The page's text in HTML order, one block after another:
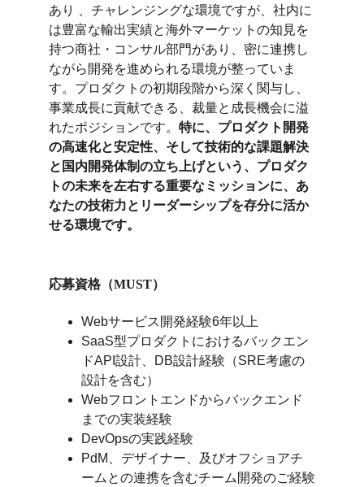
あり 、チャレンジングな環境ですが、社内に
は豊富な輸出実績と海外マーケットの知見を
持つ商社・コンサル部門があり、密に連携し
ながら開発を進められる環境が整っていま
す。プロダクトの初期段階から深く関与し、
事業成長に貢献できる、裁量と成長機会に溢
れたポジションです。 特に、プロダクト開発
の高速化と安定性、そして技術的な課題解決
と国内開発体制の立ち上げという、プロダク
トの未来を左右する重要なミッションに、あ
なたの技術力とリーダーシップを存分に活か
せる環境です。
応募資格（MUST）
Webサービス開発経験6年以上
SaaS型プロダクトにおけるバックエン
ドAPI設計、DB設計経験（SRE考慮の
設計を含む）
Webフロントエンドからバックエンド
までの実装経験
DevOpsの実践経験
PdM、デザイナー、及びオフショアチ
ームとの連携を含むチーム開発のご経験